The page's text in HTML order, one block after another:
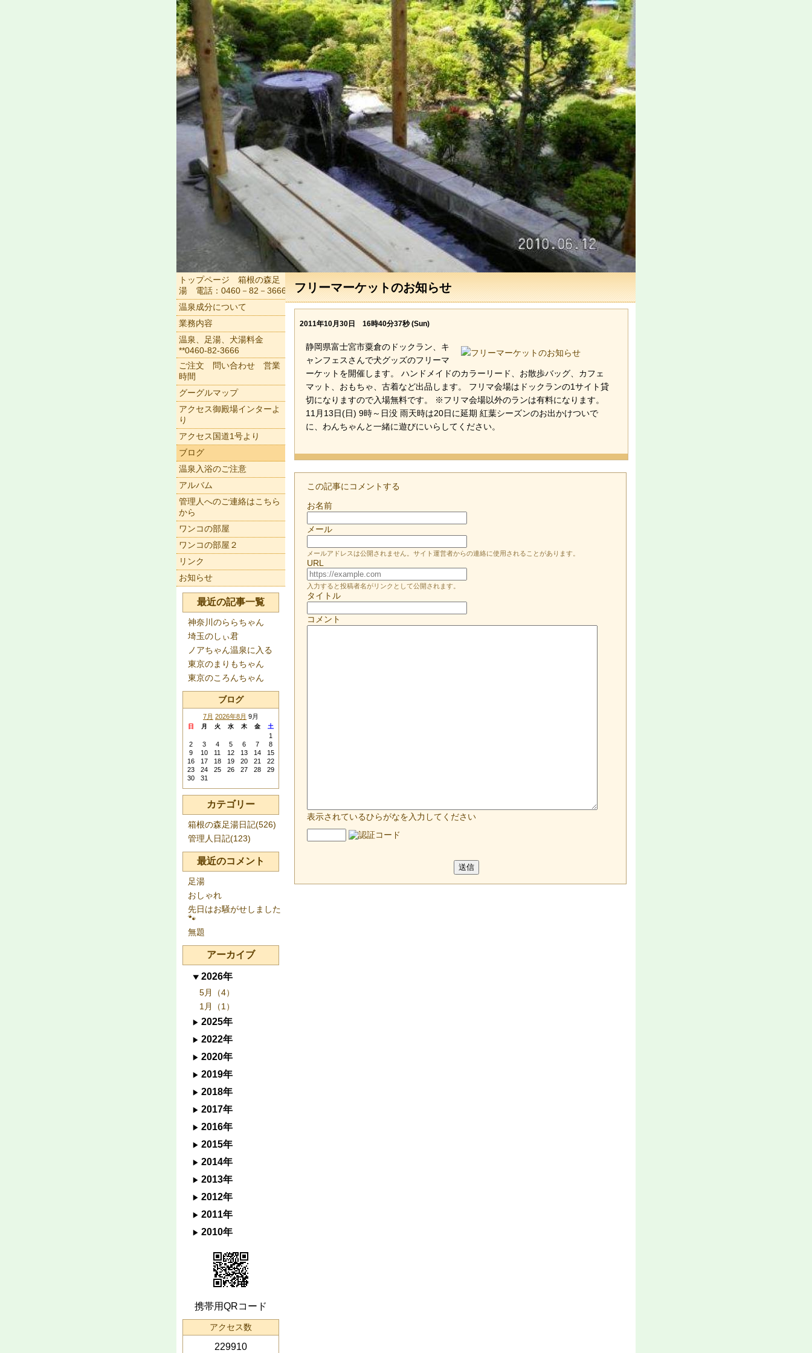
フリーマーケットのお知らせ
2011年10月30日 16時40分37秒 (Sun)
静岡県富士宮市粟倉のドックラン、キ
ャンフェスさんで犬グッズのフリーマ
ーケットを開催します。 ハンドメイドのカラーリード、お散歩バッグ、カフェ
マット、おもちゃ、古着など出品します。 フリマ会場はドックランの1サイト貸
切になりますので入場無料です。 ※フリマ会場以外のランは有料になります。
11月13日(日) 9時～日没 雨天時は20日に延期 紅葉シーズンのお出かけついで
に、わんちゃんと一緒に遊びにいらしてください。
この記事にコメントする
お名前
メール
メールアドレスは公開されません。サイト運営者からの連絡に使用されることがあります。
URL
入力すると投稿者名がリンクとして公開されます。
タイトル
コメント
表示されているひらがなを入力してください
トップページ 箱根の森足
湯 電話：0460－82－3666
温泉成分について
業務内容
温泉、足湯、犬湯料金
**0460-82-3666
ご注文 問い合わせ 営業
時間
グーグルマップ
アクセス御殿場インターよ
り
アクセス国道1号より
ブログ
温泉入浴のご注意
アルバム
管理人へのご連絡はこちら
から
ワンコの部屋
ワンコの部屋２
リンク
お知らせ
最近の記事一覧
神奈川のららちゃん
埼玉のしぃ君
ノアちゃん温泉に入る
東京のまりもちゃん
東京のころんちゃん
ブログ
7月 2026年8月 9月
日 月 火 水 木 金 土
1
2
3 4 5 6 7
8
9
10 11 12 13 14
15
16
17 18 19 20 21
22
23
24 25 26 27 28
29
30
31
カテゴリー
箱根の森足湯日記(526)
管理人日記(123)
最近のコメント
足湯
おしゃれ
先日はお騒がせしました
🐾
無題
アーカイブ
2026年
5月（4）
1月（1）
2025年
2022年
2020年
2019年
2018年
2017年
2016年
2015年
2014年
2013年
2012年
2011年
2010年
携帯用QRコード
アクセス数
229910